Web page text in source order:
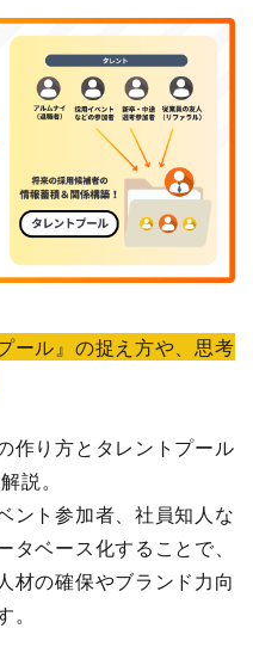
ール』の捉え方や、思考
作り方とタレントプール
説。
ント参加者、社員知人な
ベース化することで、
材の確保やブランド力向